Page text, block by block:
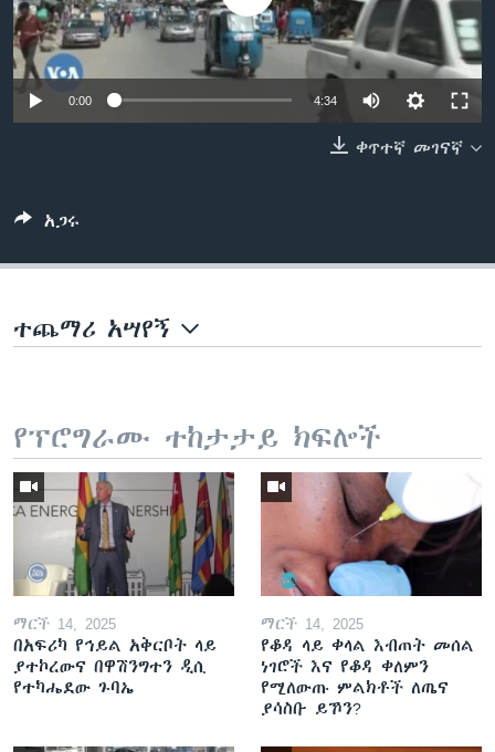
ቋንቋዎች
0:00 4:34
ቀጥተኛ መገናኛ
አጋሩ
ተጨማሪ አሣየኝ
የፕሮግራሙ ተከታታይ ክፍሎች
ማርች 14, 2025
በአፍሪካ የኅይል አቅርቦት ላይ
ያተኮረውና በዋሽንግተን ዲሲ
የተካሔደው ጉባኤ
ማርች 14, 2025
የቆዳ ላይ ቀላል እብጠት መሰል
ነገሮች እና የቆዳ ቀለምን
የሚለውጡ ምልክቶች ለጤና
ያሳስቡ ይኾን?